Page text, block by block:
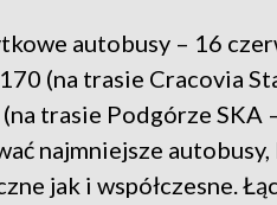
autobusy – 16
(na trasie Cracovia
trasie Podgórze SKA
najmniejsze
jak i współczesne.